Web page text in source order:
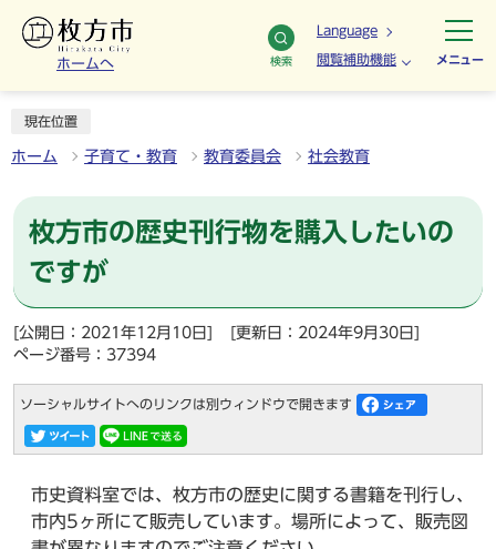
ホームへ 検索
Language
閲覧補助機能 メニュー
現在位置
ホーム 子育て・教育 教育委員会 社会教育
枚方市の歴史刊行物を購入したいの
ですが
[公開日：2021年12月10日]
[更新日：2024年9月30日]
ページ番号：37394
ソーシャルサイトへのリンクは別ウィンドウで開きます
市史資料室では、枚方市の歴史に関する書籍を刊行し、
市内5ヶ所にて販売しています。場所によって、販売図